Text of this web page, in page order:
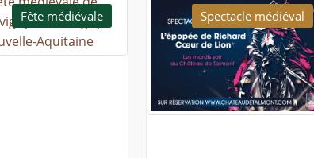
Fête médiévale Spectacle médiéval